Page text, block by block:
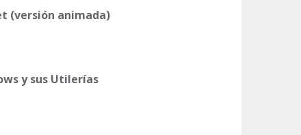
(versión animada)
y sus Utilerías